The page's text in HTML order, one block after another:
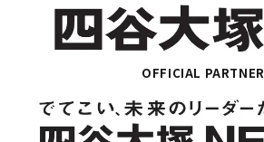
OFFICIAL PARTNER